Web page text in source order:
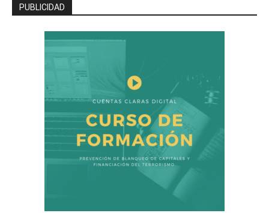
PUBLICIDAD